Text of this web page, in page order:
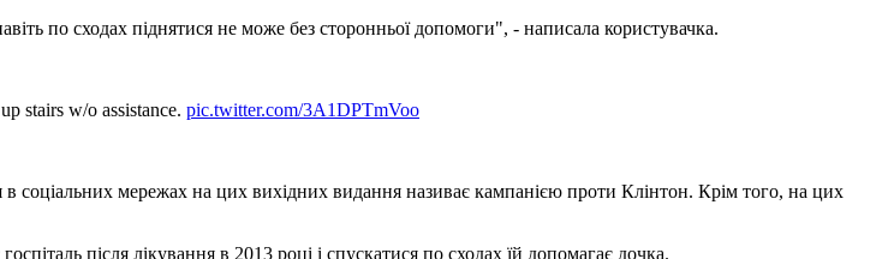
по сходах піднятися не може без сторонньої допомоги", - написала користувачка.
stairs w/o assistance. pic.twitter.com/3A1DPTmVoo
мережах на цих вихідних видання називає кампанією проти Клінтон. Крім того, на цих
після лікування в 2013 році і спускатися по сходах їй допомагає дочка.